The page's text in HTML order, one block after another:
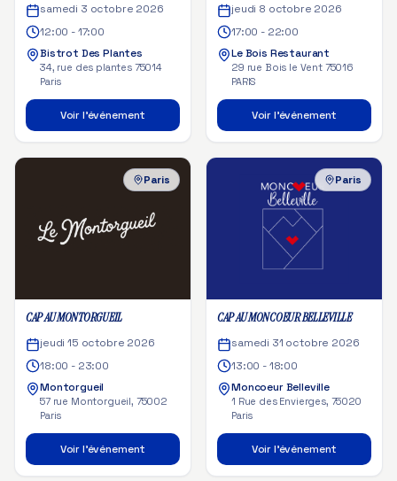
samedi 3 octobre 2026
12:00 - 17:00
Bistrot Des Plantes
34, rue des plantes 75014
Paris
Voir l'événement
jeudi 8 octobre 2026
17:00 - 22:00
Le Bois Restaurant
29 rue Bois le Vent 75016
PARIS
Voir l'événement
Paris
CAP AU MONTORGUEIL
jeudi 15 octobre 2026
18:00 - 23:00
Montorgueil
57 rue Montorgueil, 75002
Paris
Voir l'événement
Paris
CAP AU MONCOEUR BELLEVILLE
samedi 31 octobre 2026
13:00 - 18:00
Moncoeur Belleville
1 Rue des Envierges, 75020
Paris
Voir l'événement